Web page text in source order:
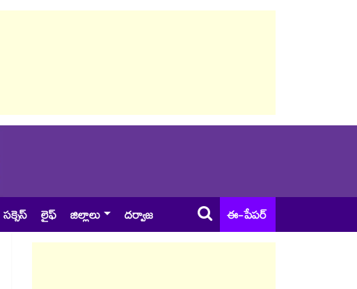
సక్సెస్ లైఫ్ జిల్లాలు దర్వాజ ఈ-పేపర్